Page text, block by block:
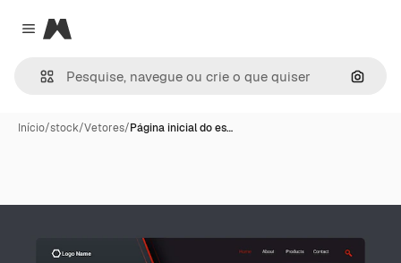
Close menu
Magnific
Início/stock/Vetores/Página inicial do es…